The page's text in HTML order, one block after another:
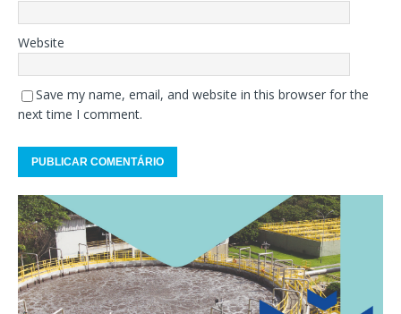
Website
Save my name, email, and website in this browser for the
next time I comment.